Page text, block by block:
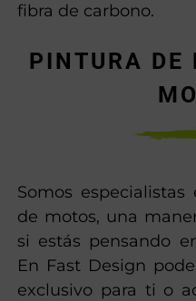
fibra de carbono.
PINTURA DE
Somos
de motos, una
si estás pensando
En Fast Design
exclusivo para ti o